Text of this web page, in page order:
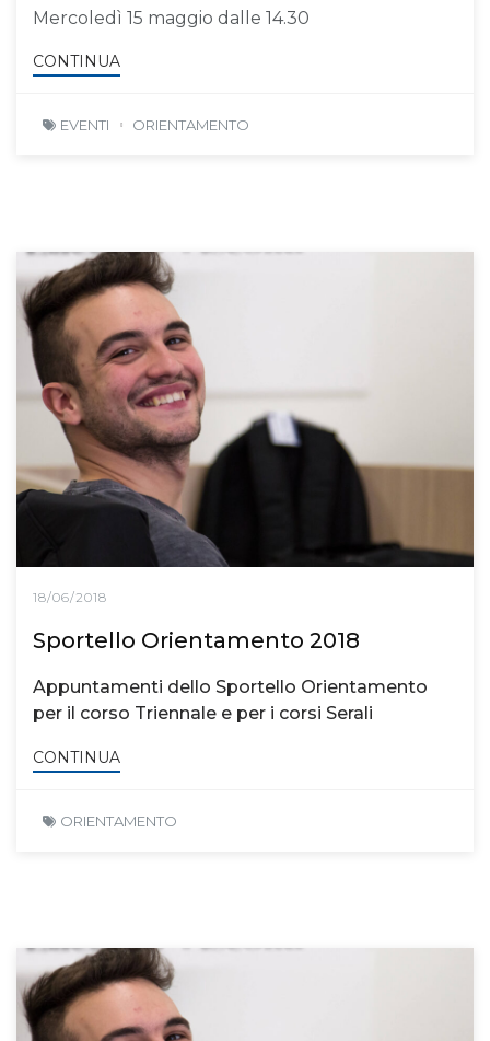
Mercoledì 15 maggio dalle 14.30
CONTINUA
EVENTI ORIENTAMENTO
18/06/2018
Sportello Orientamento 2018
Appuntamenti dello Sportello Orientamento
per il corso Triennale e per i corsi Serali
CONTINUA
ORIENTAMENTO